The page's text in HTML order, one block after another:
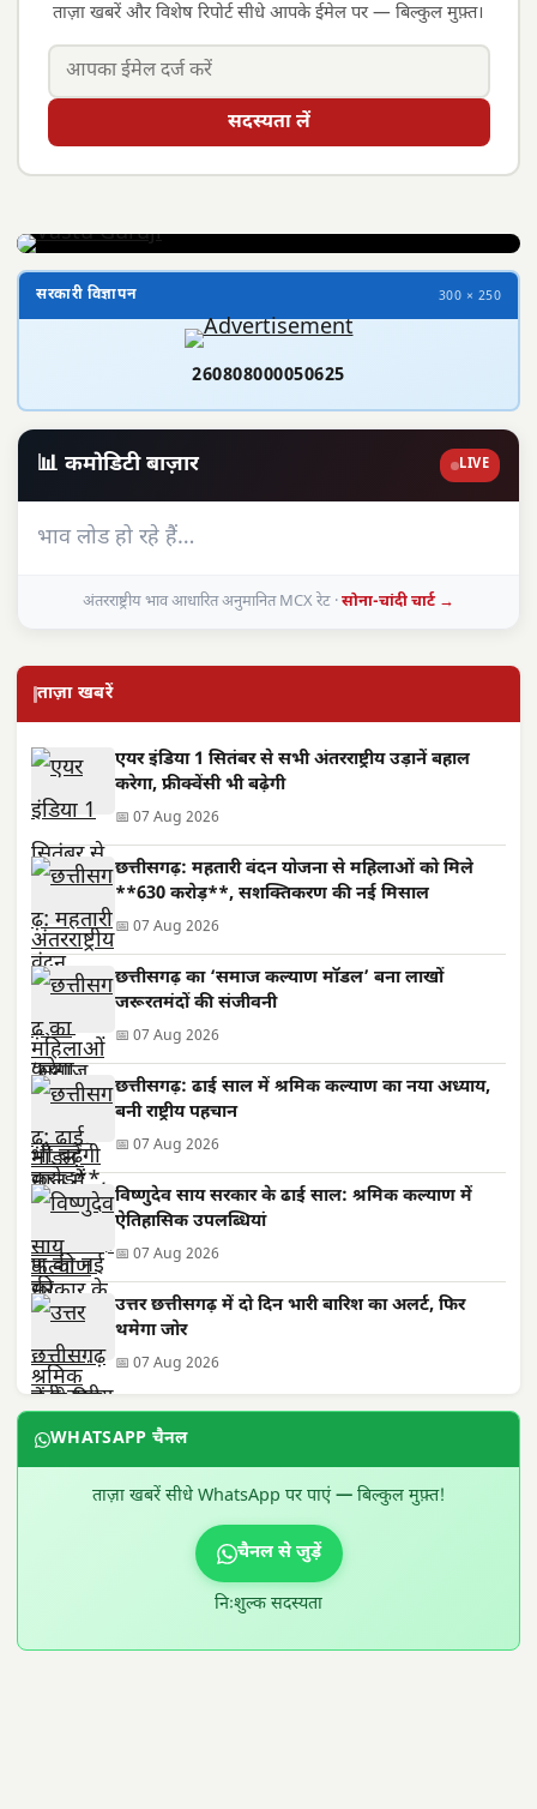
ताज़ा खबरें और विशेष रिपोर्ट सीधे आपके ईमेल पर — बिल्कुल मुफ़्त।
सदस्यता लें
सरकारी विज्ञापन 300 × 250
260808000050625
📊 कमोडिटी बाज़ार LIVE
भाव लोड हो रहे हैं…
अंतरराष्ट्रीय भाव आधारित अनुमानित MCX रेट ·सोना-चांदी चार्ट →
ताज़ा खबरें
एयर इंडिया 1 सितंबर से सभी अंतरराष्ट्रीय उड़ानें बहाल
करेगा, फ्रीक्वेंसी भी बढ़ेगी
📅 07 Aug 2026
छत्तीसगढ़: महतारी वंदन योजना से महिलाओं को मिले
**630 करोड़**, सशक्तिकरण की नई मिसाल
📅 07 Aug 2026
छत्तीसगढ़ का ‘समाज कल्याण मॉडल’ बना लाखों
जरूरतमंदों की संजीवनी
📅 07 Aug 2026
छत्तीसगढ़: ढाई साल में श्रमिक कल्याण का नया अध्याय,
बनी राष्ट्रीय पहचान
📅 07 Aug 2026
विष्णुदेव साय सरकार के ढाई साल: श्रमिक कल्याण में
ऐतिहासिक उपलब्धियां
📅 07 Aug 2026
उत्तर छत्तीसगढ़ में दो दिन भारी बारिश का अलर्ट, फिर
थमेगा जोर
📅 07 Aug 2026
WHATSAPP चैनल
ताज़ा खबरें सीधे WhatsApp पर पाएं — बिल्कुल मुफ़्त!
चैनल से जुड़ें
निःशुल्क सदस्यता